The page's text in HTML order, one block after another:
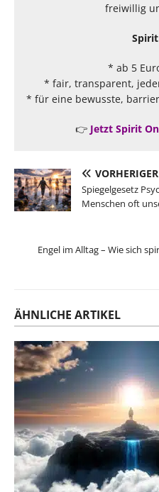
freiwillig
Spirit
* ab 5
* fair, transparent,
* für eine bewusste,
👉 Jetzt Spirit
VORHERIGER
Spiegelgesetz
Menschen oft
Engel im Alltag – Wie sich
ÄHNLICHE ARTIKEL